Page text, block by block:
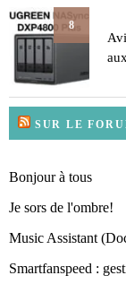
8
SUR LE
Bonjour à tous
Je sors de l'ombre!
Music Assistant
Smartfanspeed :